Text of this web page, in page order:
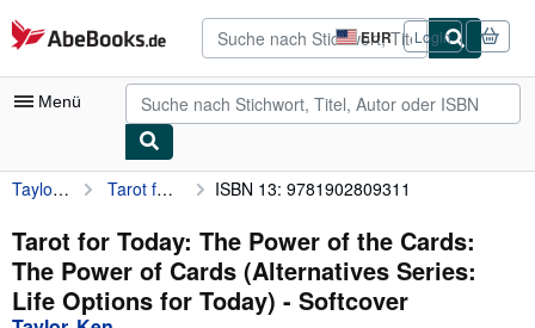
Zum Hauptinhalt
AbeBooks.de EUR
Seite
der
Einkaufseinstellungen.
Login
Menü
Nutzerkonto
Meine Bestellungen
Detailsuche
Sammlungen
Taylor, Ken Tarot for Today: The Power of the Cards: The Power of Cards (Alternatives Series: Life Options for Today) ISBN 13: 9781902809311
Tarot for Today: The Power of the Cards:
The Power of Cards (Alternatives Series:
Life Options for Today) - Softcover